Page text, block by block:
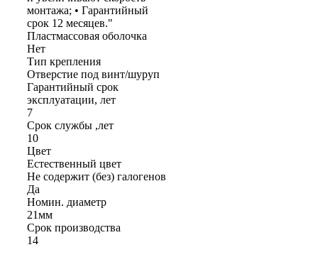
монтажа; • Гарантийный
срок 12 месяцев."
Пластмассовая оболочка
Нет
Тип крепления
Отверстие под винт/шуруп
Гарантийный срок
эксплуатации, лет
7
Срок службы ,лет
10
Цвет
Естественный цвет
Не содержит (без) галогенов
Да
Номин. диаметр
21мм
Срок производства
14